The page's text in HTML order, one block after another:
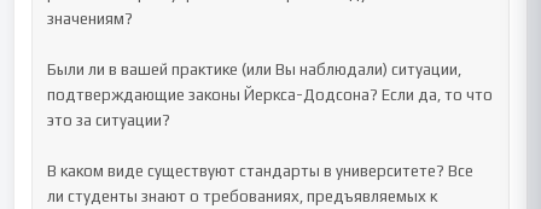
значениям?
Были ли в вашей практике (или Вы наблюдали) ситуации,
подтверждающие законы Йеркса-Додсона? Если да, то что
это за ситуации?
В каком виде существуют стандарты в университете? Все
ли студенты знают о требованиях, предъявляемых к